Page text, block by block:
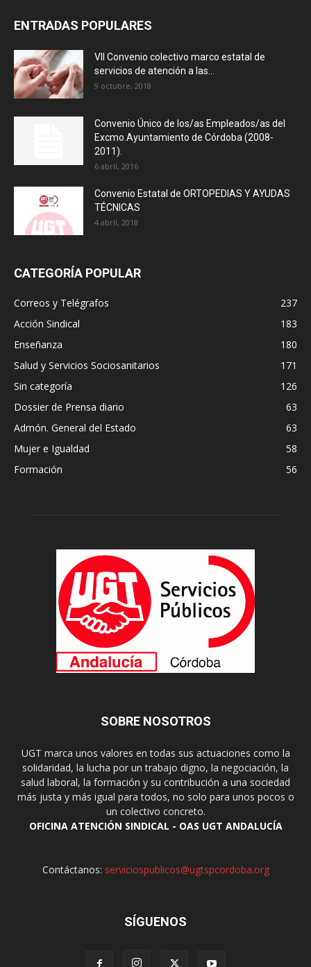
ENTRADAS POPULARES
VII Convenio colectivo marco estatal de
servicios de atención a las...
9 octubre, 2018
Convenio Único de los/as Empleados/as del
Excmo.Ayuntamiento de Córdoba (2008-
2011).
6 abril, 2016
Convenio Estatal de ORTOPEDIAS Y AYUDAS
TÉCNICAS
4 abril, 2018
CATEGORÍA POPULAR
Correos y Telégrafos
237
Acción Sindical
183
Enseñanza
180
Salud y Servicios Sociosanitarios
171
Sin categoría
126
Dossier de Prensa diario
63
Admón. General del Estado
63
Mujer e Igualdad
58
Formación
56
SOBRE NOSOTROS
UGT marca unos valores en todas sus actuaciones como la
solidaridad, la lucha por un trabajo digno, la negociación, la
salud laboral, la formación y su contribución a una sociedad
más justa y más igual para todos, no solo para unos pocos o
un colectivo concreto.
OFICINA ATENCIÓN SINDICAL - OAS UGT ANDALUCÍA
Contáctanos: serviciospublicos@ugtspcordoba.org
SÍGUENOS